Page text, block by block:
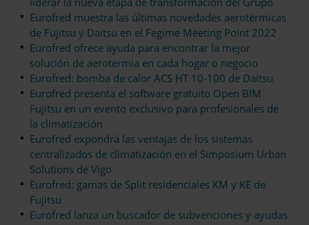
Eurofred muestra las últimas novedades aerotérmicas
de Fujitsu y Daitsu en el Fegime Meeting Point 2022
Eurofred ofrece ayuda para encontrar la mejor
solución de aerotermia en cada hogar o negocio
Eurofred: bomba de calor ACS HT 10-100 de Daitsu
Eurofred presenta el software gratuito Open BIM
Fujitsu en un evento exclusivo para profesionales de
la climatización
Eurofred expondrá las ventajas de los sistemas
centralizados de climatización en el Simposium Urban
Solutions de Vigo
Eurofred: gamas de Split residenciales KM y KE de
Fujitsu
Eurofred lanza un buscador de subvenciones y ayudas